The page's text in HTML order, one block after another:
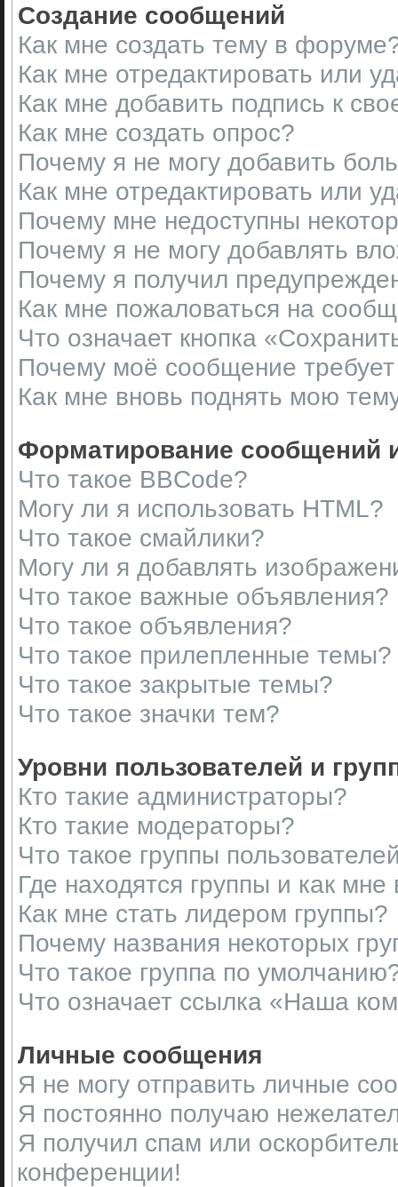
Создание сообщений
Как мне создать тему в
Как мне отредактировать или
Как мне добавить подпись к
Как мне создать опрос?
Почему я не могу добавить
Как мне отредактировать или
Почему мне недоступны
Почему я не могу добавлять
Почему я получил
Как мне пожаловаться на
Что означает кнопка
Почему моё сообщение
Как мне вновь поднять мою
Форматирование сообщений
Что такое BBCode?
Могу ли я использовать HTML?
Что такое смайлики?
Могу ли я добавлять
Что такое важные объявления?
Что такое объявления?
Что такое прилепленные темы?
Что такое закрытые темы?
Что такое значки тем?
Уровни пользователей и
Кто такие администраторы?
Кто такие модераторы?
Что такое группы
Где находятся группы и как мне
Как мне стать лидером группы?
Почему названия некоторых
Что такое группа по
Что означает ссылка «Наша
Личные сообщения
Я не могу отправить личные
Я постоянно получаю
Я получил спам или
конференции!